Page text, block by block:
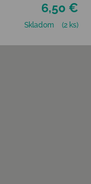
6,50 €
Skladom (2 ks)